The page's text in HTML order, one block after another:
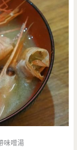
味噌湯